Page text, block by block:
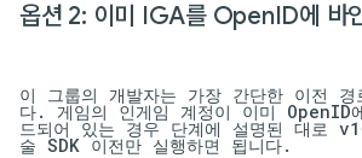
옵션 2: 이미 IGA를 OpenID에 바
이 그룹의 개발자는 가장 간단한 이전 경
다. 게임의 인게임 계정이 이미 OpenID
드되어 있는 경우 단계에 설명된 대로
술 SDK 이전만 실행하면 됩니다.